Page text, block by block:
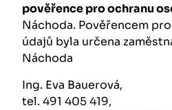
pověřence pro ochranu
Náchoda. Pověřencem
údajů byla určena
Náchoda
Ing. Eva Bauerová,
tel. 491 405 419,